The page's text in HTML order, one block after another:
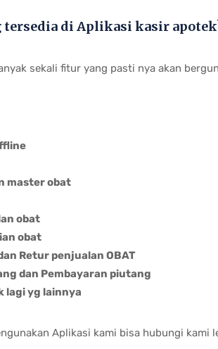
tersedia di Aplikasi kasir
sekali fitur yang pasti nya akan
master obat
obat
obat
Retur penjualan OBAT
dan Pembayaran piutang
lagi yg lainnya
Aplikasi kami bisa hubungi